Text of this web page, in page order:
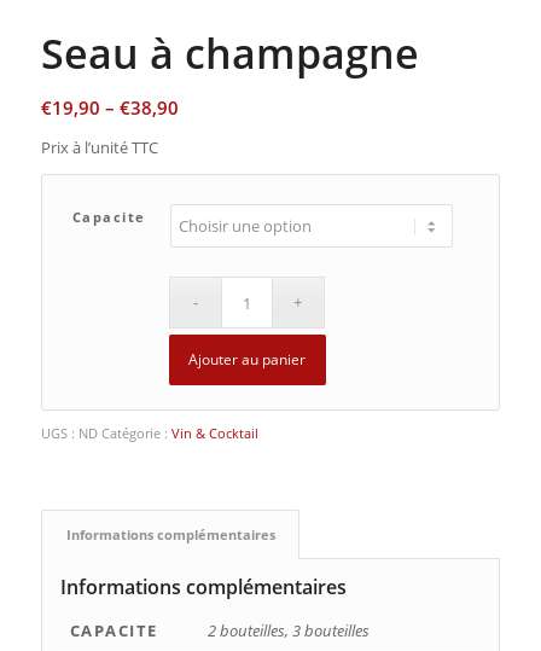
Seau à champagne
€19,90 – €38,90
Prix à l’unité TTC
Capacite
Ajouter au panier
UGS : ND Catégorie : Vin & Cocktail
Informations complémentaires
Informations complémentaires
CAPACITE
2 bouteilles, 3 bouteilles